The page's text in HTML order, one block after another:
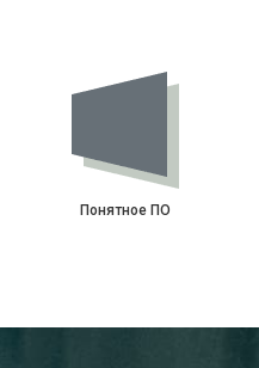
Понятное ПО